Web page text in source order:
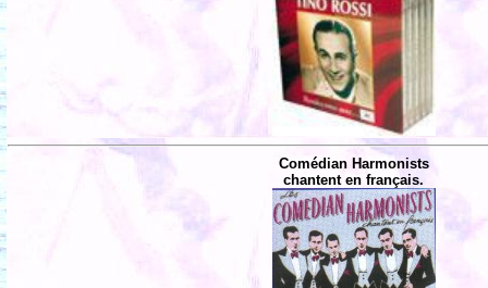
Comédian Harmonists
chantent en français.